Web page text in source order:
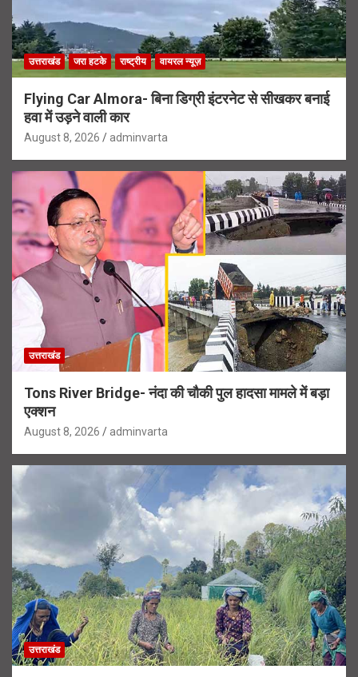
उत्तराखंड जरा हटके राष्ट्रीय वायरल न्यूज़
Flying Car Almora- बिना डिग्री इंटरनेट से सीखकर बनाई
हवा में उड़ने वाली कार
August 8, 2026 adminvarta
उत्तराखंड
Tons River Bridge- नंदा की चौकी पुल हादसा मामले में बड़ा
एक्शन
August 8, 2026 adminvarta
उत्तराखंड